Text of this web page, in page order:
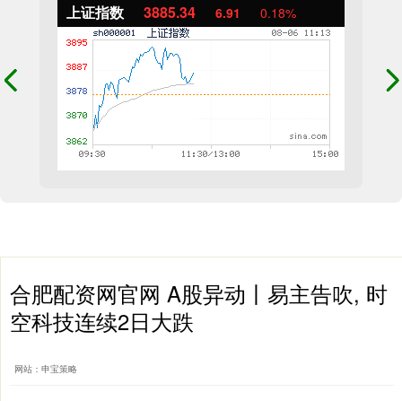
上证指数 3885.34 6.91 0.18%
合肥配资网官网 A股异动丨易主告吹, 时
空科技连续2日大跌
网站：申宝策略